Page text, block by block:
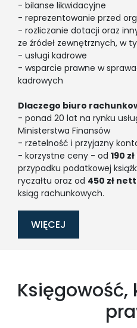
- bilanse likwidacyjne
- reprezentowanie przed
- rozliczanie dotacji oraz
ze źródeł zewnętrznych, w
- usługi kadrowe
- wsparcie prawne w
kadrowych
Dlaczego biuro
- ponad 20 lat na rynku
Ministerstwa Finansów
- rzetelność i przyjazny
- korzystne ceny - od 190
przypadku podatkowej
ryczałtu oraz od 450 zł
ksiąg rachunkowych.
WIĘCEJ
Księgowość,